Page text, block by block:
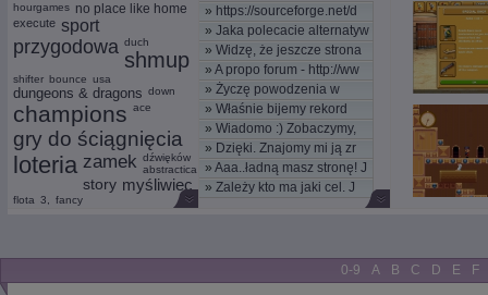
hourgames no place like home
execute sport
przygodowa duch
shmup
shifter bounce usa
dungeons & dragons down
champions ace
gry do ściągnięcia
loteria zamek dźwięków
abstractica
story myśliwiec
flota 3, fancy
» https://sourceforge.net/d
» Jaka polecacie alternatyw
» Widzę, że jeszcze strona
» A propo forum - http://ww
» Życzę powodzenia w
nowym
» Właśnie bijemy rekord
kom
» Wiadomo :) Zobaczymy,
moż
» Dzięki. Znajomy mi ją zr
» Aaa..ładną masz stronę! J
» Zależy kto ma jaki cel. J
0-9 A B C D E F